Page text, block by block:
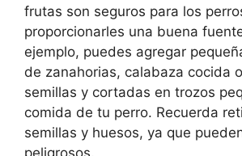
frutas son seguros para los
proporcionarles una buena
ejemplo, puedes agregar
de zanahorias, calabaza cocida
semillas y cortadas en trozos
comida de tu perro. Recuerda
semillas y huesos, ya que
peligrosos.